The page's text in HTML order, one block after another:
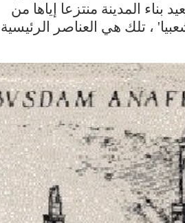
بناء المدينة منتزعا إياها من
، تلك هي العناصر الرئيسية